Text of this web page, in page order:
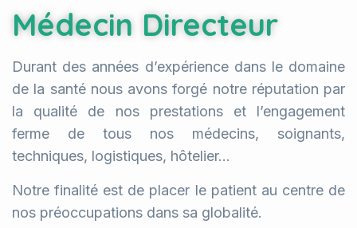
Médecin Directeur
Durant des années d’expérience dans le domaine
de la santé nous avons forgé notre réputation par
la qualité de nos prestations et l’engagement
ferme de tous nos médecins, soignants,
techniques, logistiques, hôtelier…
Notre finalité est de placer le patient au centre de
nos préoccupations dans sa globalité.